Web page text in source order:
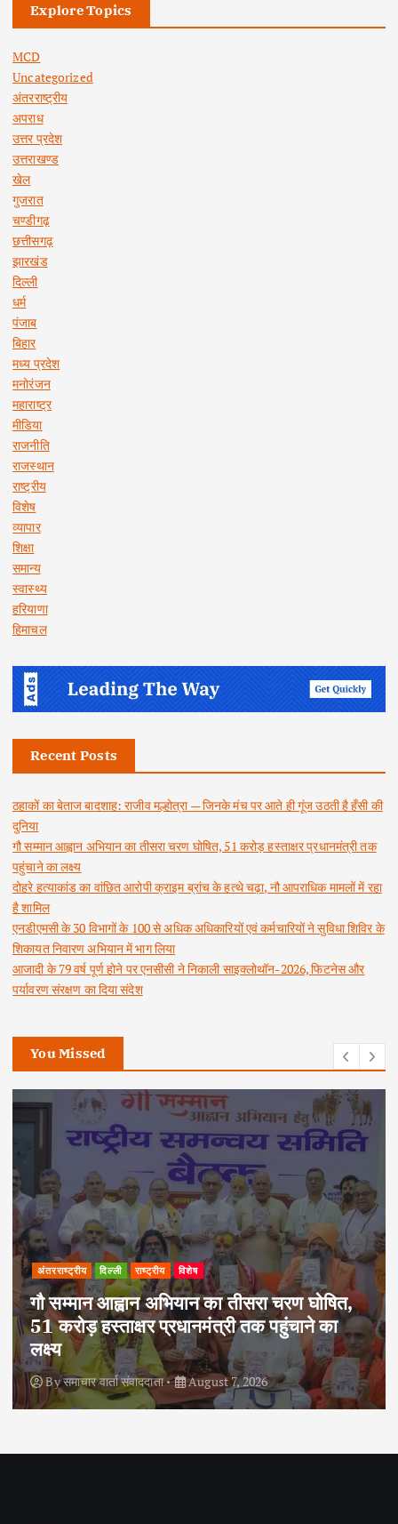
Explore Topics
MCD
Uncategorized
अंतरराष्ट्रीय
अपराध
उत्तर प्रदेश
उत्तराखण्ड
खेल
गुजरात
चण्डीगढ़
छत्तीसगढ़
झारखंड
दिल्ली
धर्म
पंजाब
बिहार
मध्य प्रदेश
मनोरंजन
महाराष्ट्र
मीडिया
राजनीति
राजस्थान
राष्ट्रीय
विशेष
व्यापार
शिक्षा
समान्य
स्वास्थ्य
हरियाणा
हिमाचल
Recent Posts
ठहाकों का बेताज बादशाह: राजीव मल्होत्रा — जिनके मंच पर आते ही गूंज उठती है हँसी की
दुनिया
गौ सम्मान आह्वान अभियान का तीसरा चरण घोषित, 51 करोड़ हस्ताक्षर प्रधानमंत्री तक
पहुंचाने का लक्ष्य
दोहरे हत्याकांड का वांछित आरोपी क्राइम ब्रांच के हत्थे चढ़ा, नौ आपराधिक मामलों में रहा
है शामिल
एनडीएमसी के 30 विभागों के 100 से अधिक अधिकारियों एवं कर्मचारियों ने सुविधा शिविर के
शिकायत निवारण अभियान में भाग लिया
आजादी के 79 वर्ष पूर्ण होने पर एनसीसी ने निकाली साइक्लोथॉन-2026, फिटनेस और
पर्यावरण संरक्षण का दिया संदेश
You Missed
अपराध दिल्ली राष्ट्रीय
दोहरे हत्याकांड का वांछित आरोपी क्राइम ब्रांच के
हत्थे चढ़ा, नौ आपराधिक मामलों में रहा है शामिल
Byसमाचार वार्ता संवाददाता August 6, 2026